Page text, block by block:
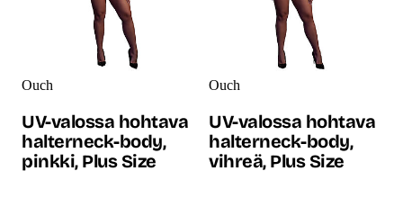
Ouch
UV-valossa hohtava
halterneck-body,
pinkki, Plus Size
Ouch
UV-valossa hohtava
halterneck-body,
vihreä, Plus Size